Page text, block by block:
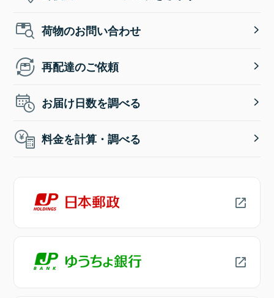
荷物のお問い合わせ
再配達のご依頼
お届け日数を調べる
料金を計算・調べる